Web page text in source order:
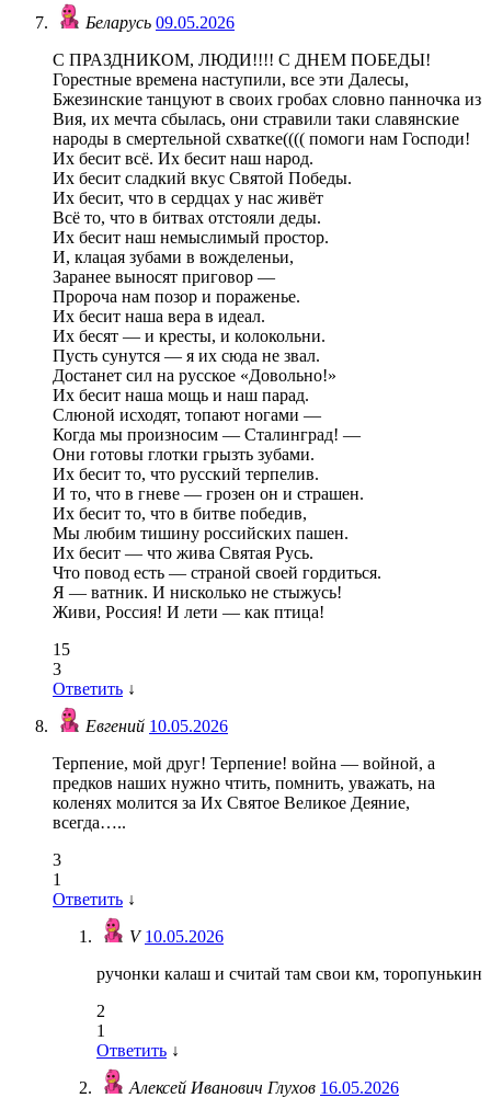
Беларусь 09.05.2026
С ПРАЗДНИКОМ, ЛЮДИ!!!! С ДНЕМ ПОБЕДЫ!
Горестные времена наступили, все эти Далесы,
Бжезинские танцуют в своих гробах словно панночка из
Вия, их мечта сбылась, они стравили таки славянские
народы в смертельной схватке(((( помоги нам Господи!
Их бесит всё. Их бесит наш народ.
Их бесит сладкий вкус Святой Победы.
Их бесит, что в сердцах у нас живёт
Всё то, что в битвах отстояли деды.
Их бесит наш немыслимый простор.
И, клацая зубами в вожделеньи,
Заранее выносят приговор —
Пророча нам позор и пораженье.
Их бесит наша вера в идеал.
Их бесят — и кресты, и колокольни.
Пусть сунутся — я их сюда не звал.
Достанет сил на русское «Довольно!»
Их бесит наша мощь и наш парад.
Слюной исходят, топают ногами —
Когда мы произносим — Сталинград! —
Они готовы глотки грызть зубами.
Их бесит то, что русский терпелив.
И то, что в гневе — грозен он и страшен.
Их бесит то, что в битве победив,
Мы любим тишину российских пашен.
Их бесит — что жива Святая Русь.
Что повод есть — страной своей гордиться.
Я — ватник. И нисколько не стыжусь!
Живи, Россия! И лети — как птица!
15
3
Ответить ↓
Евгений 10.05.2026
Терпение, мой друг! Терпение! война — войной, а
предков наших нужно чтить, помнить, уважать, на
коленях молится за Их Святое Великое Деяние,
всегда…..
3
1
Ответить ↓
V10.05.2026
ручонки калаш и считай там свои км, торопунькин
2
1
Ответить ↓
Алексей Иванович Глухов 16.05.2026